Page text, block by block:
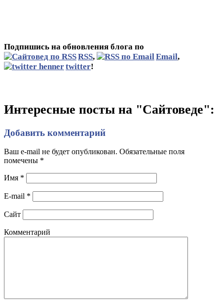
Подпишись на обновления блога по
RSS, Email,
twitter!
Интересные посты на "Сайтоведе":
Добавить комментарий
Ваш e-mail не будет опубликован. Обязательные поля
помечены *
Имя *
E-mail *
Сайт
Комментарий